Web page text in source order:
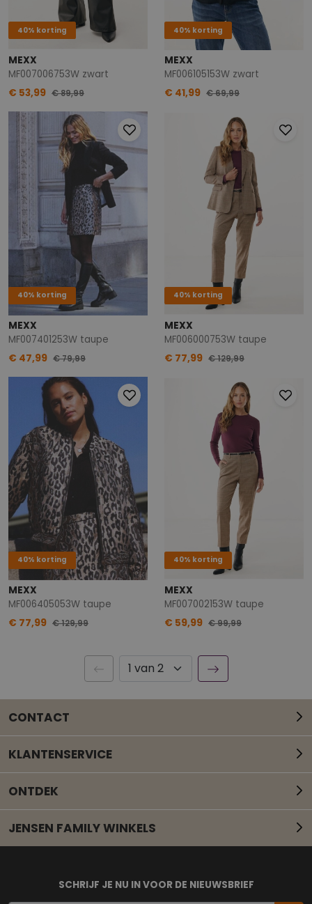
40% korting
MEXX
MF007006753W zwart
€ 53,99 € 89,99
40% korting
MEXX
MF006105153W zwart
€ 41,99 € 69,99
40% korting
MEXX
MF007401253W taupe
€ 47,99 € 79,99
40% korting
MEXX
MF006000753W taupe
€ 77,99 € 129,99
40% korting
MEXX
MF006405053W taupe
€ 77,99 € 129,99
40% korting
MEXX
MF007002153W taupe
€ 59,99 € 99,99
CONTACT
Mail onze klantenservice
KLANTENSERVICE
ONTDEK
JENSEN FAMILY WINKELS
SCHRIJF JE NU IN VOOR DE NIEUWSBRIEF